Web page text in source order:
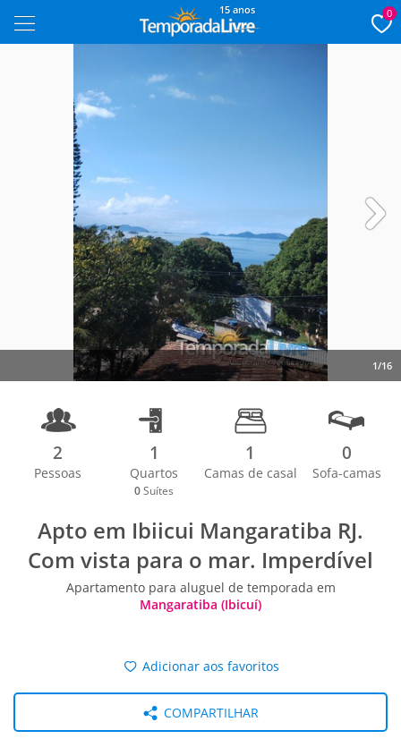
15 anos 0
1/16
2
Pessoas
1
Quartos
0 Suítes
1
Camas de casal
0
Sofa-camas
Apto em Ibiicui Mangaratiba RJ.
Com vista para o mar. Imperdível
Apartamento para aluguel de temporada em
Mangaratiba (Ibicuí)
Adicionar aos favoritos
COMPARTILHAR